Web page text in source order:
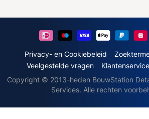
e
o
z
Privacy- en Cookiebeleid
Veelgestelde vragen
Klantenservice
Copyright © 2013-heden BouwStation
Services. Alle rechten